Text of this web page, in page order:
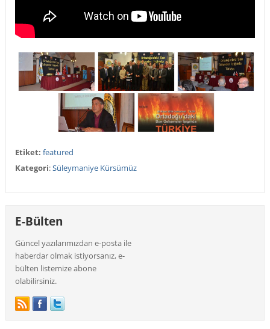
Etiket: featured
Kategori:Süleymaniye Kürsümüz
E-Bülten
Güncel yazılarımızdan e-posta ile
haberdar olmak istiyorsanız, e-
bülten listemize abone
olabilirsiniz.